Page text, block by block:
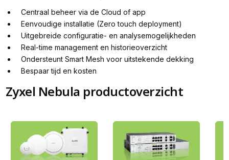
Centraal beheer via de Cloud of app
Eenvoudige installatie (Zero touch deployment)
Uitgebreide configuratie- en analysemogelijkheden
Real-time management en historieoverzicht
Ondersteunt Smart Mesh voor uitstekende dekking
Bespaar tijd en kosten
Zyxel Nebula productoverzicht